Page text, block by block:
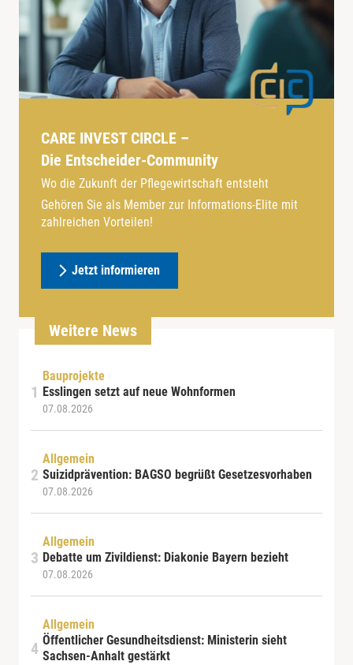
CARE INVEST CIRCLE –
Die Entscheider-Community
Wo die Zukunft der Pflegewirtschaft entsteht
Gehören Sie als Member zur Informations-Elite mit
zahlreichen Vorteilen!
Jetzt informieren
Weitere News
Bauprojekte
Esslingen setzt auf neue Wohnformen
07.08.2026
Allgemein
Suizidprävention: BAGSO begrüßt Gesetzesvorhaben
07.08.2026
Allgemein
Debatte um Zivildienst: Diakonie Bayern bezieht
07.08.2026
Allgemein
Öffentlicher Gesundheitsdienst: Ministerin sieht
Sachsen-Anhalt gestärkt